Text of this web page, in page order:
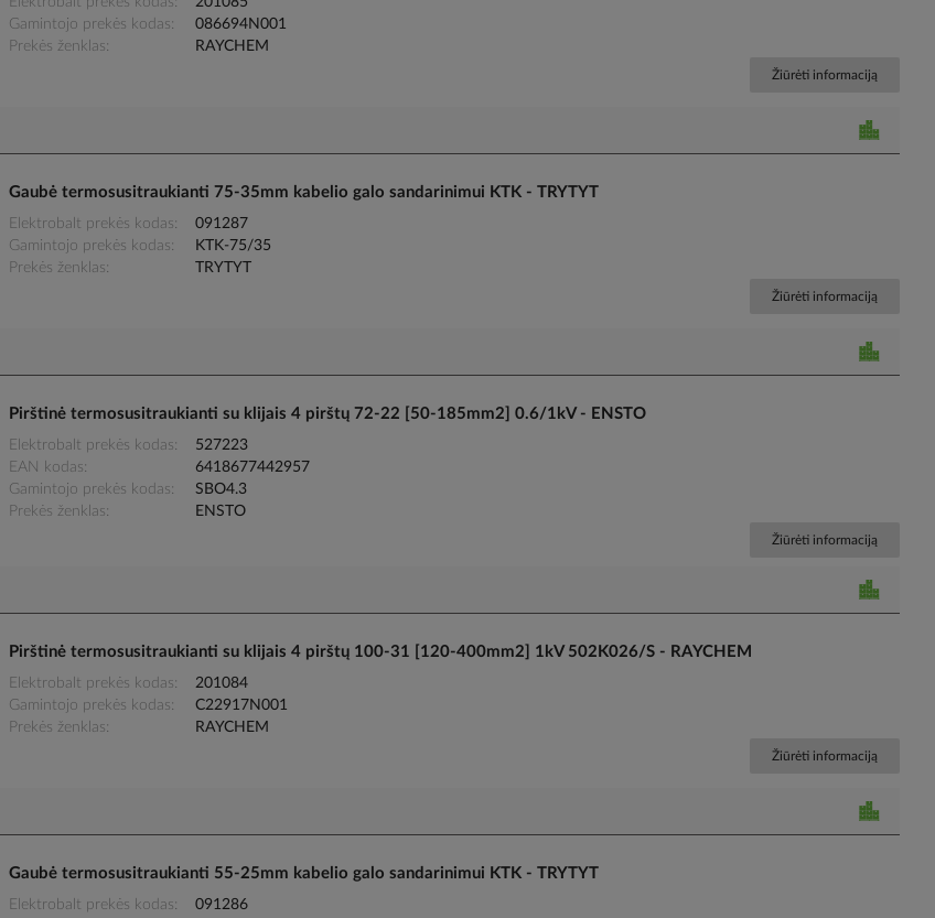
Gamintojo prekės kodas
086694N001
Prekės ženklas
RAYCHEM
Žiūrėti informaciją
Gaubė termosusitraukianti 75-35mm kabelio galo sandarinimui KTK - TRYTYT
Elektrobalt prekės kodas
091287
Gamintojo prekės kodas
KTK-75/35
Prekės ženklas
TRYTYT
Žiūrėti informaciją
Pirštinė termosusitraukianti su klijais 4 pirštų 72-22 [50-185mm2] 0.6/1kV - ENSTO
Elektrobalt prekės kodas
527223
EAN kodas
6418677442957
Gamintojo prekės kodas
SBO4.3
Prekės ženklas
ENSTO
Žiūrėti informaciją
Pirštinė termosusitraukianti su klijais 4 pirštų 100-31 [120-400mm2] 1kV 502K026/S - RAYCHEM
Elektrobalt prekės kodas
201084
Gamintojo prekės kodas
C22917N001
Prekės ženklas
RAYCHEM
Žiūrėti informaciją
Gaubė termosusitraukianti 55-25mm kabelio galo sandarinimui KTK - TRYTYT
Elektrobalt prekės kodas
091286